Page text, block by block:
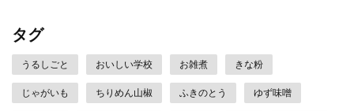
タグ
うるしごと おいしい学校 お雑煮 きな粉
じゃがいも ちりめん山椒 ふきのとう ゆず味噌